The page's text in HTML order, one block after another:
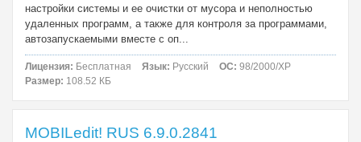
настройки системы и ее очистки от мусора и неполностью
удаленных программ, а также для контроля за программами,
автозапускаемыми вместе с оп...
Лицензия: Бесплатная Язык: Русский ОС: 98/2000/XP
Размер: 108.52 КБ
MOBILedit! RUS 6.9.0.2841